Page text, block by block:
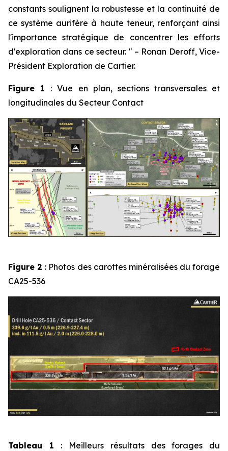
constants soulignent la robustesse et la continuité de
ce système aurifère à haute teneur, renforçant ainsi
l'importance stratégique de concentrer les efforts
d'exploration dans ce secteur. " – Ronan Deroff, Vice-
Président Exploration de Cartier.
Figure 1 : Vue en plan, sections transversales et
longitudinales du Secteur Contact
Figure 2 : Photos des carottes minéralisées du forage
CA25-536
Tableau 1 : Meilleurs résultats des forages du